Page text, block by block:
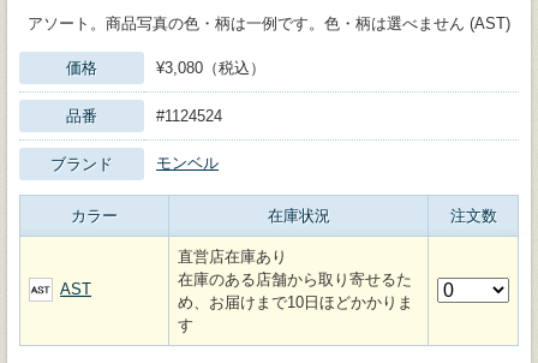
アソート。商品写真の色・柄は一例です。色・柄は選べません (AST)
価格 ¥3,080（税込）
品番 #1124524
ブランド モンベル
カラー 在庫状況 注文数
AST
直営店在庫あり
在庫のある店舗から取り寄せるた
め、お届けまで10日ほどかかりま
す